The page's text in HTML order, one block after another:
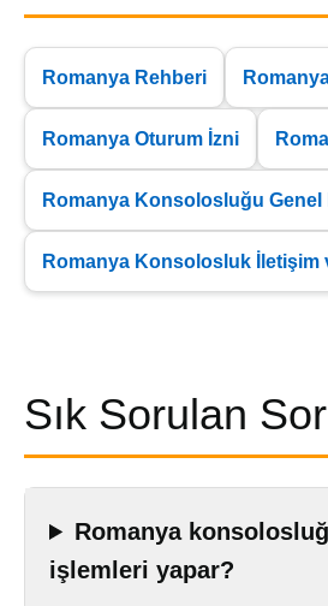
Romanya Rehberi
Romanya Oturum İzni
Romanya Konsolosluğu Genel
Romanya Konsolosluk İletişim
Sık Sorulan
Romanya
işlemleri yapar?